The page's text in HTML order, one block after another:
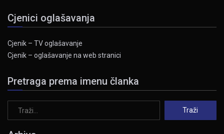
Cjenici oglašavanja
Cjenik – TV oglašavanje
Cjenik – oglašavanje na web stranici
Pretraga prema imenu članka